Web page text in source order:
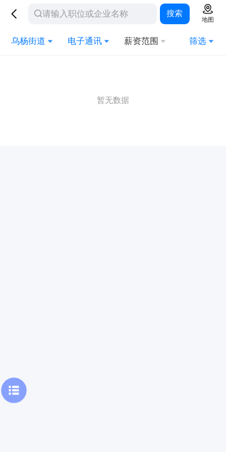
搜索
地图
乌杨街道 电子通讯 薪资范围 筛选
暂无数据